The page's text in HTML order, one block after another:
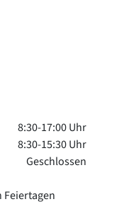
8:30-17:00 Uhr
8:30-15:30 Uhr
Geschlossen
Feiertagen